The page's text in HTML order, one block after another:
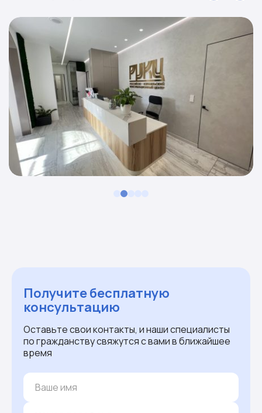
Получите бесплатную
консультацию
Оставьте свои контакты, и наши специалисты
по гражданству свяжутся с вами в ближайшее
время